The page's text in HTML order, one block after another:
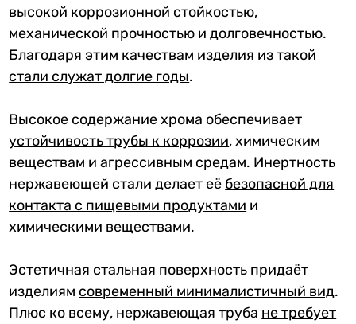
высокой коррозионной стойкостью,
механической прочностью и долговечностью.
Благодаря этим качествам изделия из такой
стали служат долгие годы.
Высокое содержание хрома обеспечивает
устойчивость трубы к коррозии, химическим
веществам и агрессивным средам. Инертность
нержавеющей стали делает её безопасной для
контакта с пищевыми продуктами и
химическими веществами.
Эстетичная стальная поверхность придаёт
изделиям современный минималистичный вид.
Плюс ко всему, нержавеющая труба не требует